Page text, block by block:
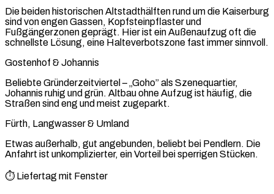
Die beiden historischen Altstadthälften rund um die Kaiserburg
sind von engen Gassen, Kopfsteinpflaster und
Fußgängerzonen geprägt. Hier ist ein Außenaufzug oft die
schnellste Lösung, eine Halteverbotszone fast immer sinnvoll.
Gostenhof & Johannis
Beliebte Gründerzeitviertel – „Goho” als Szenequartier,
Johannis ruhig und grün. Altbau ohne Aufzug ist häufig, die
Straßen sind eng und meist zugeparkt.
Fürth, Langwasser & Umland
Etwas außerhalb, gut angebunden, beliebt bei Pendlern. Die
Anfahrt ist unkomplizierter, ein Vorteil bei sperrigen Stücken.
⏱️ Liefertag mit Fenster